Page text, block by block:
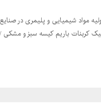
مواد شیمیایی و پلیمری در
کربنات باریم کیسه سبز و مشکی